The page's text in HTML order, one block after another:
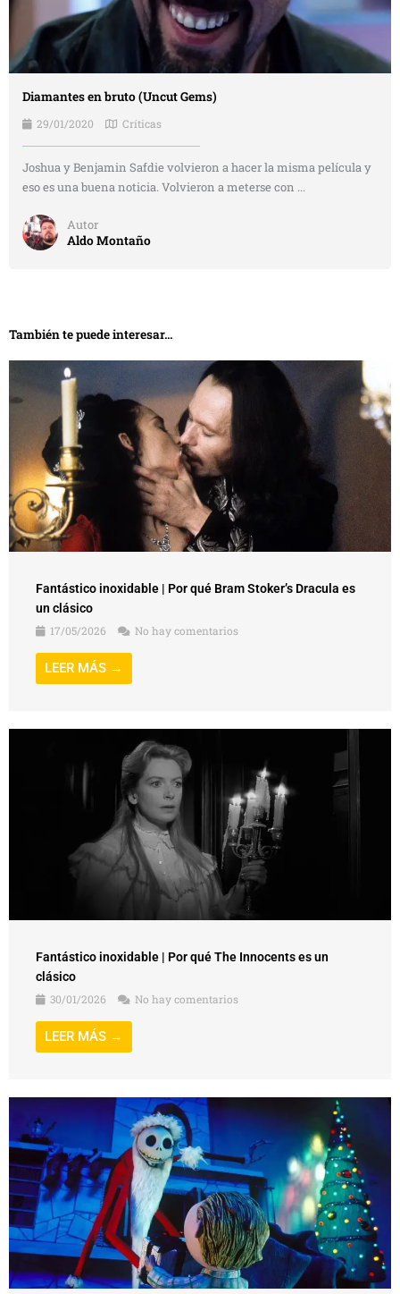
Diamantes en bruto (Uncut Gems)
29/01/2020 Críticas
Joshua y Benjamin Safdie volvieron a hacer la misma película y
eso es una buena noticia. Volvieron a meterse con ...
Autor
Aldo Montaño
También te puede interesar...
Fantástico inoxidable | Por qué Bram Stoker’s Dracula es
un clásico
17/05/2026
No hay comentarios
LEER MÁS →
Fantástico inoxidable | Por qué The Innocents es un
clásico
30/01/2026
No hay comentarios
LEER MÁS →